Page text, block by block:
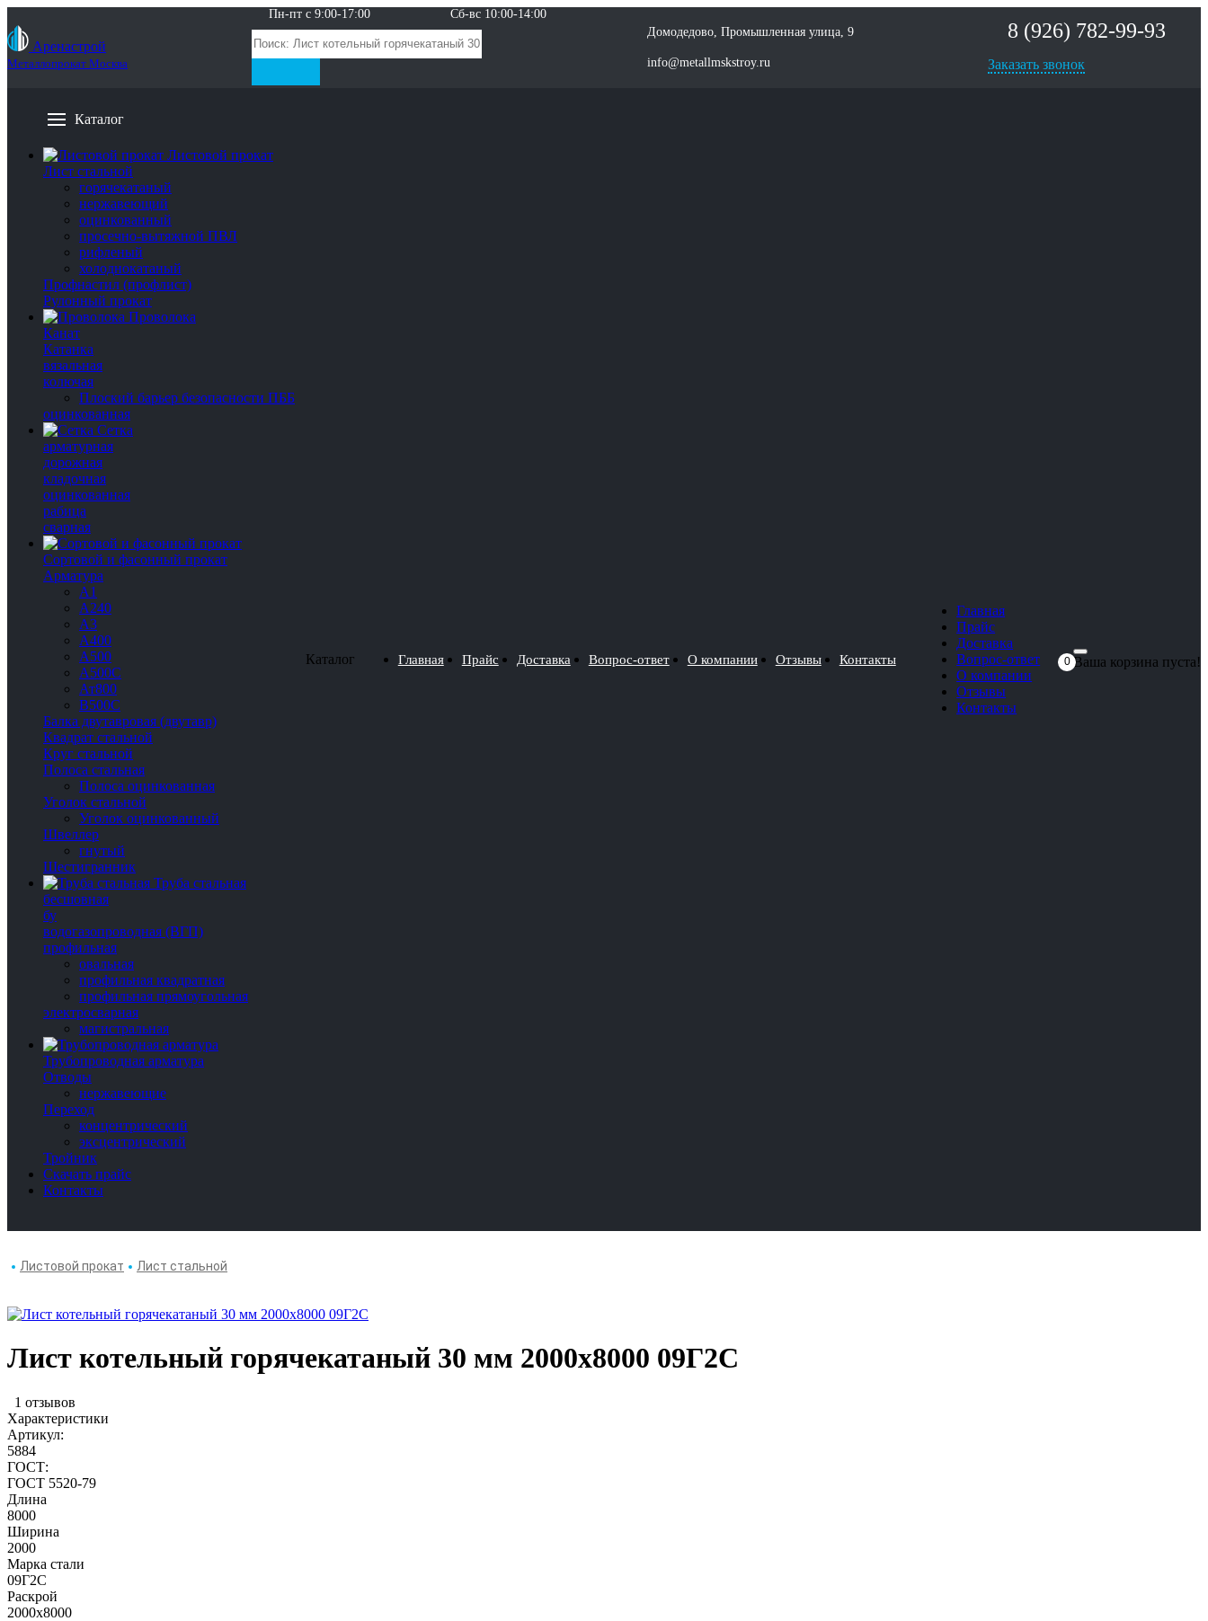
Аренастрой
Металлопрокат Москва
Пн-пт с 9:00-17:00
Сб-вс 10:00-14:00
Домодедово, Промышленная улица, 9
info@metallmskstroy.ru
8 (926) 782-99-93
Заказать звонок
Каталог
Листовой прокат
Лист стальной
горячекатаный
нержавеющий
оцинкованный
просечно-вытяжной ПВЛ
рифленый
холоднокатаный
Профнастил (профлист)
Рулонный прокат
Проволока
Канат
Катанка
вязальная
колючая
Плоский барьер безопасности ПББ
оцинкованная
Сетка
арматурная
дорожная
кладочная
оцинкованная
рабица
сварная
Сортовой и фасонный прокат
Арматура
А1
А240
А3
А400
А500
А500С
Ат800
В500С
Балка двутавровая (двутавр)
Квадрат стальной
Круг стальной
Полоса стальная
Полоса оцинкованная
Уголок стальной
Уголок оцинкованный
Швеллер
гнутый
Шестигранник
Труба стальная
бесшовная
бу
водогазопроводная (ВГП)
профильная
овальная
профильная квадратная
профильная прямоугольная
электросварная
магистральная
Трубопроводная арматура
Отводы
нержавеющие
Переход
концентрический
эксцентрический
Тройник
Скачать прайс
Контакты
Каталог Главная Прайс Доставка Вопрос-ответ О компании Отзывы Контакты
Главная
Прайс
Доставка
Вопрос-ответ
О компании
Отзывы
Контакты
0 Ваша корзина пуста!
Листовой прокат Лист стальной
Лист котельный горячекатаный 30 мм 2000х8000 09Г2С
1 отзывов
Характеристики
Артикул:
5884
ГОСТ:
ГОСТ 5520-79
Длина
8000
Ширина
2000
Марка стали
09Г2С
Раскрой
2000х8000